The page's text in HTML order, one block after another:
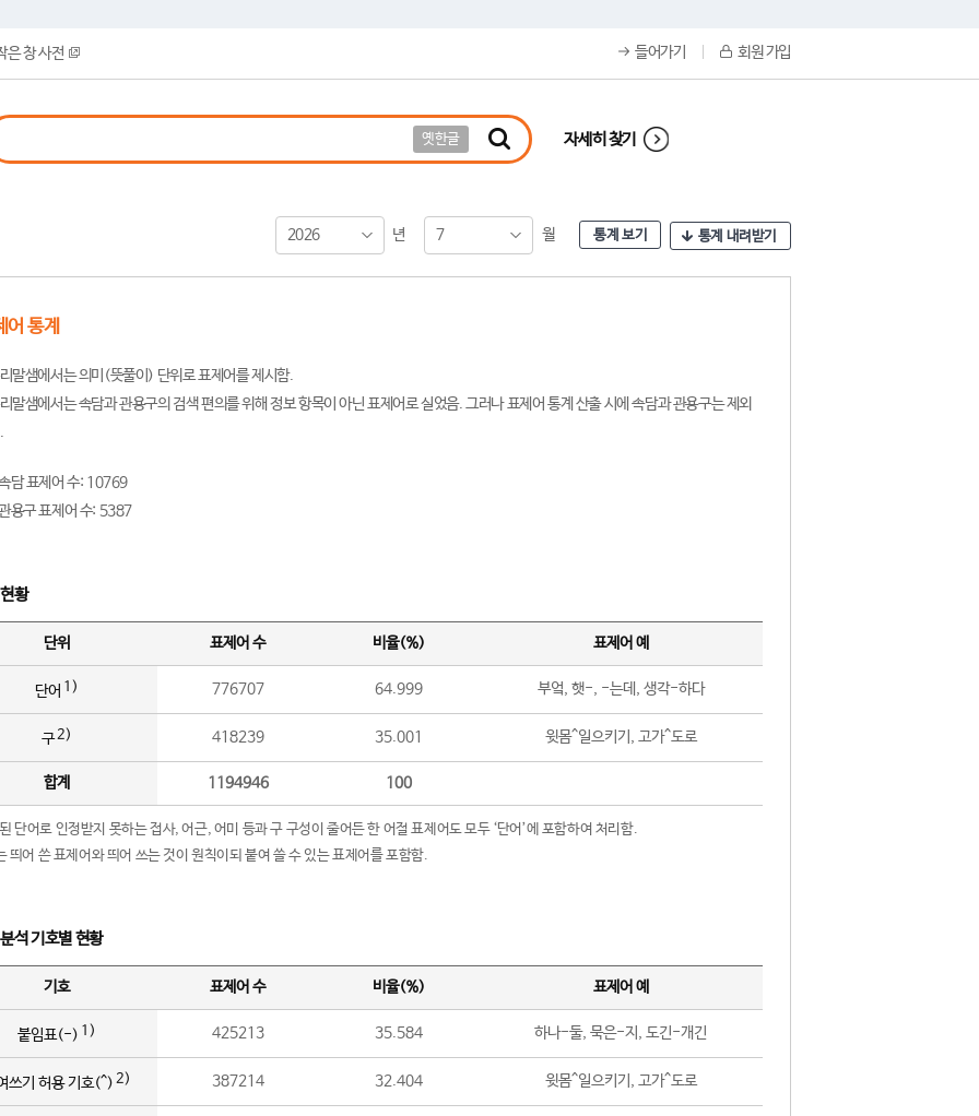
은 창 사전 들어가기 회원 가입
옛한글 자세히 찾기
2026 년 7 월 통계 보기 통계 내려받기
어 통계
말샘에서는 의미(뜻풀이) 단위로 표제어를 제시함.
말샘에서는 속담과 관용구의 검색 편의를 위해 정보 항목이 아닌 표제어로 실었음. 그러나 표제어 통계 산출 시에 속담과 관용구는 제외
담 표제어 수: 10769
용구 표제어 수: 5387
황
단위 표제어 수 비율(%) 표제어 예
단어 1) 776707 64.999 부엌, 햇-, -는데, 생각-하다
구2) 418239 35.001 윗몸^일으키기, 고가^도로
합계 1194946 100
단어로 인정받지 못하는 접사, 어근, 어미 등과 구 구성이 줄어든 한 어절 표제어도 모두 ‘단어’에 포함하여 처리함.
띄어 쓴 표제어와 띄어 쓰는 것이 원칙이되 붙여 쓸 수 있는 표제어를 포함함.
석 기호별 현황
기호 표제어 수 비율(%) 표제어 예
붙임표(-) 1) 425213 35.584 하나-둘, 묵은-지, 도긴-개긴
쓰기 허용 기호(^) 2) 387214 32.404 윗몸^일으키기, 고가^도로